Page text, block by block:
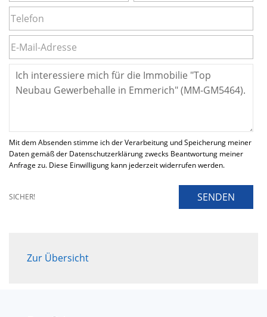
Mit dem Absenden stimme ich der Verarbeitung und Speicherung meiner
Daten gemäß der Datenschutzerklärung zwecks Beantwortung meiner
Anfrage zu. Diese Einwilligung kann jederzeit widerrufen werden.
SICHER! SENDEN
Zur Übersicht